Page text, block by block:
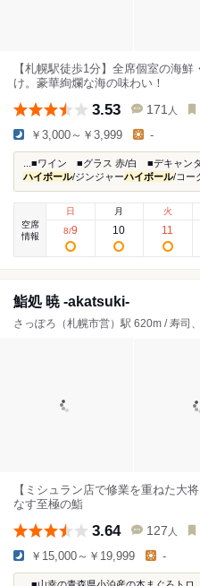
【札幌駅徒歩1分】全席個室の海
け。豪華絢爛な海の味わい！
3.53 171 人
￥3,000～￥3,999 -
...■ワイン ■グラス 赤/白 ■デキャン
ハイボール/ジンジャーハイボール/コー
空席
情報
日
8/9
月
10
火
11
鮨処 暁 -akatsuki-
さっぽろ（札幌市営）駅 620m / 寿司
【ミシュラン店で修業を重ねた大
なす至極の鮨
3.64 127 人
￥15,000～￥19,999 -